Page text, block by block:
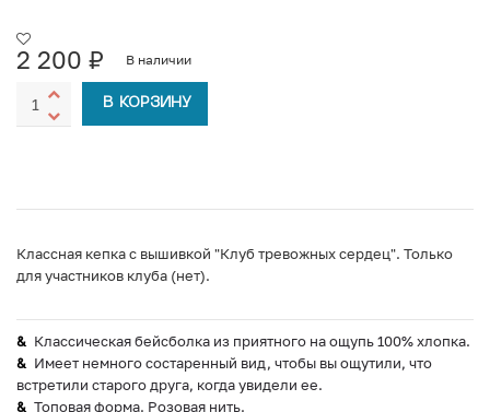
2 200 ₽ В наличии
В КОРЗИНУ
Классная кепка с вышивкой "Клуб тревожных сердец". Только
для участников клуба (нет).
Классическая бейсболка из приятного на ощупь 100% хлопка.
Имеет немного состаренный вид, чтобы вы ощутили, что
встретили старого друга, когда увидели ее.
Топовая форма. Розовая нить.